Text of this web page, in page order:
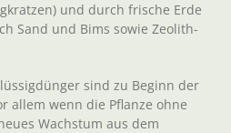
und durch frische Erde
Sand und Bims sowie Zeolith-
sind zu Beginn der
allem wenn die Pflanze ohne
Wachstum aus dem